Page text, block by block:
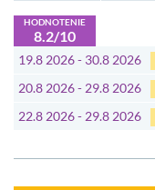
HODNOTENIE
8.2/10
19.8 2026 - 30.8 2026
20.8 2026 - 29.8 2026
22.8 2026 - 29.8 2026